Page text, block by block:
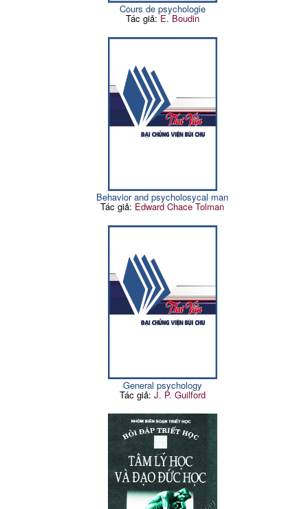
Cours de psychologie
Tác giả:E. Boudin
Behavior and psycholosycal man
Tác giả: Edward Chace Tolman
General psychology
Tác giả: J. P. Guilford